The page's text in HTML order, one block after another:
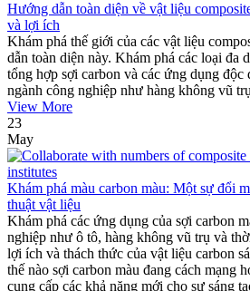
Hướng dẫn toàn diện về vật liệu
và lợi ích
Khám phá thế giới của các vật liệu
dẫn toàn diện này. Khám phá các loại đa
tổng hợp sợi carbon và các ứng dụng độc
ngành công nghiệp như hàng không vũ
View More
23
May
Khám phá màu carbon màu: Một sự đổi
thuật vật liệu
Khám phá các ứng dụng của sợi carbon
nghiệp như ô tô, hàng không vũ trụ và
lợi ích và thách thức của vật liệu carbon
thế nào sợi carbon màu đang cách mạng
cung cấp các khả năng mới cho sự sáng